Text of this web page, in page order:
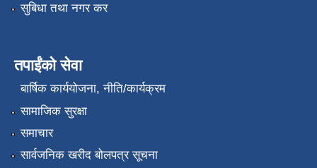
सुबिधा तथा नगर कर
तपाईंको सेवा
बार्षिक कार्ययोजना, नीति/कार्यक्रम
सामाजिक सुरक्षा
समाचार
सार्वजनिक खरीद बोलपत्र सूचना